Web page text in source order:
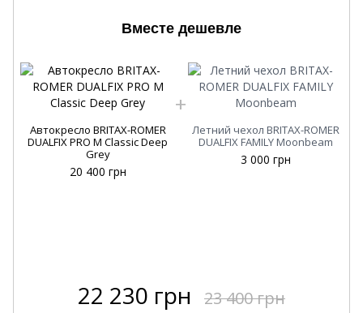
Вместе дешевле
Автокресло BRITAX-ROMER
DUALFIX PRO M Classic Deep
Grey
20 400 грн
Летний чехол BRITAX-ROMER
DUALFIX FAMILY Moonbeam
3 000 грн
22 230 грн 23 400 грн